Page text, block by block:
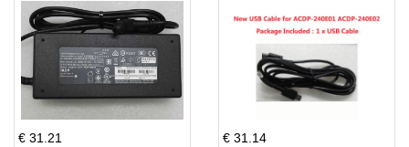
€ 31.21 € 31.14